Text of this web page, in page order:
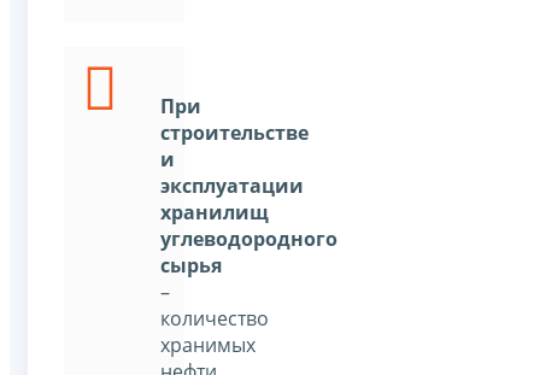
При
строительстве
и
эксплуатации
хранилищ
углеводородного
сырья
–
количество
хранимых